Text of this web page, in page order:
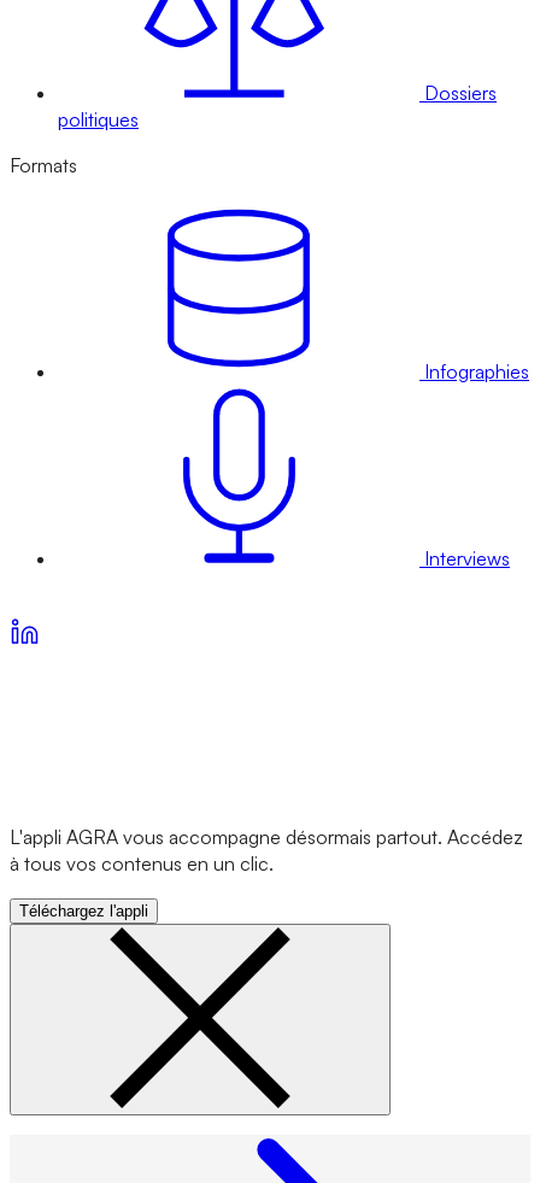
Dossiers
politiques
Formats
Infographies
Interviews
L'appli AGRA vous accompagne désormais partout. Accédez
à tous vos contenus en un clic.
Téléchargez l'appli